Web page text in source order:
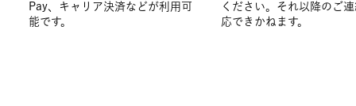
Pay、キャリア決済などが利用可
能です。
ください。それ以降のご
応できかねます。